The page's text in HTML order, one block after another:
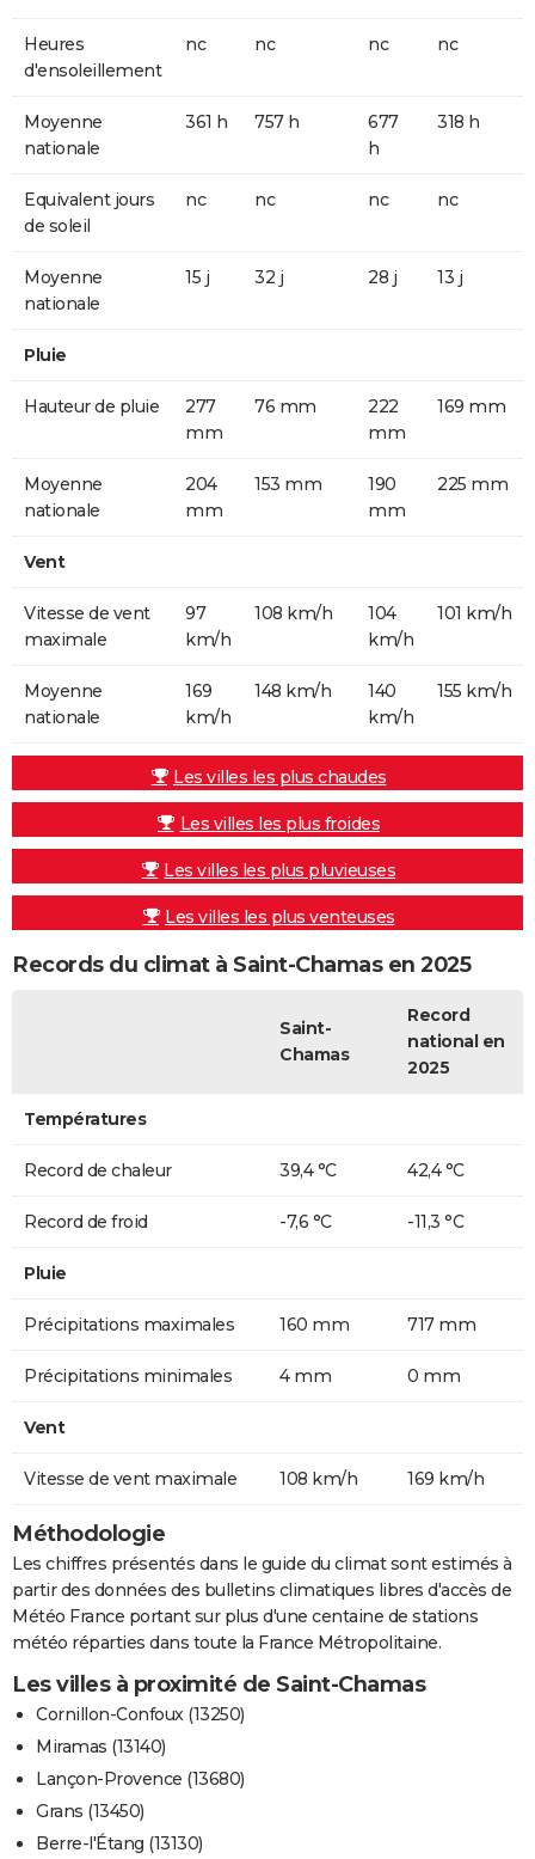
Heures
d'ensoleillement
nc nc nc nc
Moyenne
nationale
361 h 757 h
677
h
318 h
Equivalent jours
de soleil
nc nc nc nc
Moyenne
nationale
15 j 32 j 28 j 13 j
Pluie
Hauteur de pluie
277
mm
76 mm
222
mm
169 mm
Moyenne
nationale
204
mm
153 mm
190
mm
225 mm
Vent
Vitesse de vent
maximale
97
km/h
108 km/h
104
km/h
101 km/h
Moyenne
nationale
169
km/h
148 km/h
140
km/h
155 km/h
Les villes les plus chaudes
Les villes les plus froides
Les villes les plus pluvieuses
Les villes les plus venteuses
Records du climat à Saint-Chamas en 2025
Saint-
Chamas
Record
national en
2025
Températures
Record de chaleur 39,4 °C 42,4 °C
Record de froid -7,6 °C -11,3 °C
Pluie
Précipitations maximales 160 mm 717 mm
Précipitations minimales 4 mm 0 mm
Vent
Vitesse de vent maximale 108 km/h 169 km/h
Méthodologie
Les chiffres présentés dans le guide du climat sont estimés à
partir des données des bulletins climatiques libres d'accès de
Météo France portant sur plus d'une centaine de stations
météo réparties dans toute la France Métropolitaine.
Les villes à proximité de Saint-Chamas
Cornillon-Confoux (13250)
Miramas (13140)
Lançon-Provence (13680)
Grans (13450)
Berre-l'Étang (13130)